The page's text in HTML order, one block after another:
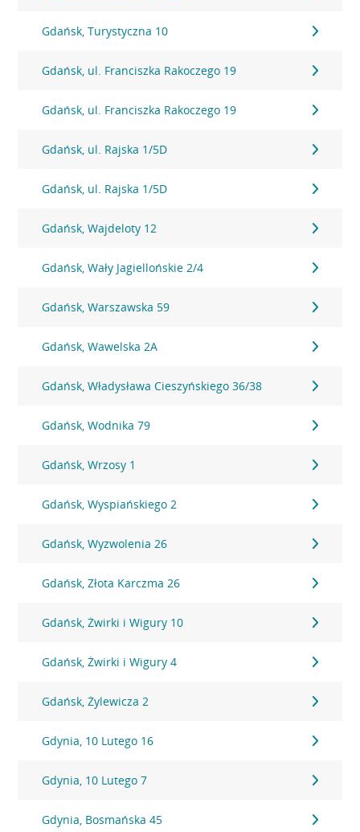
Gdańsk, Turystyczna 10
Gdańsk, ul. Franciszka Rakoczego 19
Gdańsk, ul. Franciszka Rakoczego 19
Gdańsk, ul. Rajska 1/5D
Gdańsk, ul. Rajska 1/5D
Gdańsk, Wajdeloty 12
Gdańsk, Wały Jagiellońskie 2/4
Gdańsk, Warszawska 59
Gdańsk, Wawelska 2A
Gdańsk, Władysława Cieszyńskiego 36/38
Gdańsk, Wodnika 79
Gdańsk, Wrzosy 1
Gdańsk, Wyspiańskiego 2
Gdańsk, Wyzwolenia 26
Gdańsk, Złota Karczma 26
Gdańsk, Żwirki i Wigury 10
Gdańsk, Żwirki i Wigury 4
Gdańsk, Żylewicza 2
Gdynia, 10 Lutego 16
Gdynia, 10 Lutego 7
Gdynia, Bosmańska 45